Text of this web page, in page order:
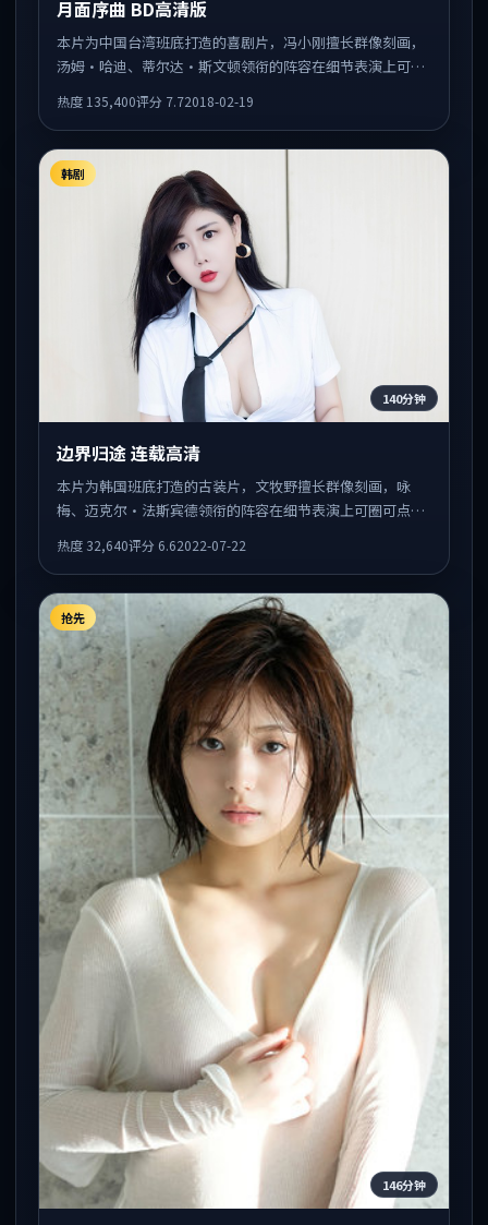
月面序曲 BD高清版
本片为中国台湾班底打造的喜剧片，冯小刚擅长群像刻画，
汤姆·哈迪、蒂尔达·斯文顿领衔的阵容在细节表演上可圈
释放。
热度 135,400评分 7.72018-02-19
韩剧
140分钟
边界归途 连载高清
本片为韩国班底打造的古装片，文牧野擅长群像刻画，咏
梅、迈克尔·法斯宾德领衔的阵容在细节表演上可圈可点。
热度 32,640评分 6.62022-07-22
抢先
146分钟